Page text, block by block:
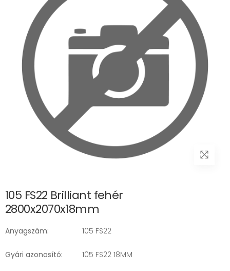
105 FS22 Brilliant fehér
2800x2070x18mm
Anyagszám: 105 FS22
Gyári azonosító: 105 FS22 18MM